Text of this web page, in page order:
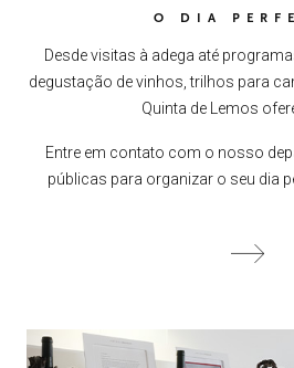
O DIA
Desde visitas à adega até
degustação de vinhos, trilhos para
Quinta de Lemos
Entre em contato com o nosso
públicas para organizar o seu dia